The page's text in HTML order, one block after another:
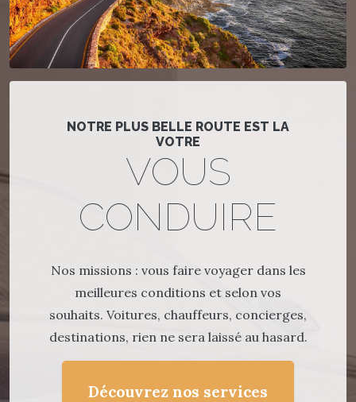
NOTRE PLUS BELLE ROUTE EST LA
VOTRE
VOUS
CONDUIRE
Nos missions : vous faire voyager dans les
meilleures conditions et selon vos
souhaits. Voitures, chauffeurs, concierges,
destinations, rien ne sera laissé au hasard.
Découvrez nos services